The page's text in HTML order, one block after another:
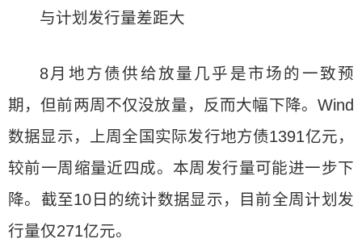
与计划发行量差距大
8月地方债供给放量几乎是市场的一致预
期，但前两周不仅没放量，反而大幅下降。Wind
数据显示，上周全国实际发行地方债1391亿元，
较前一周缩量近四成。本周发行量可能进一步下
降。截至10日的统计数据显示，目前全周计划发
行量仅271亿元。